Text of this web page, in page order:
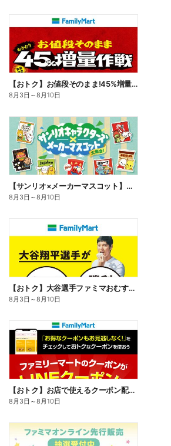
【おトク】お値段そのまま!45%増量作戦!
8月3日 ～8月10日
【サンリオ×メーカーマスコット】オリジナルグッズ貰える!
8月3日 ～8月10日
【おトク】大谷選手ファミマおむすび割
8月3日 ～8月10日
【おトク】お店で使えるクーポン配信中
8月3日 ～8月10日